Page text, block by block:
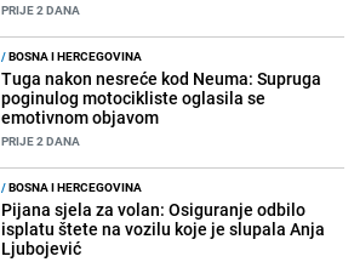
PRIJE 2 DANA
/BOSNA I HERCEGOVINA
Tuga nakon nesreće kod Neuma: Supruga
poginulog motocikliste oglasila se
emotivnom objavom
PRIJE 2 DANA
/BOSNA I HERCEGOVINA
Pijana sjela za volan: Osiguranje odbilo
isplatu štete na vozilu koje je slupala Anja
Ljubojević